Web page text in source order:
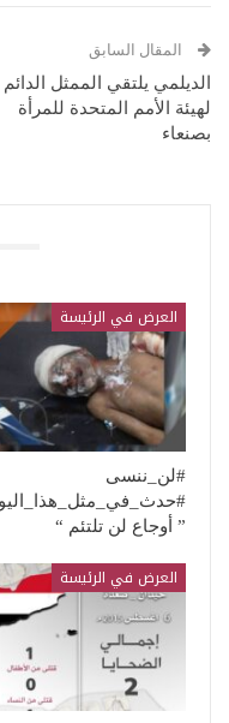
المقال السابق
الديلمي يلتقي الممثل الدائم
لهيئة الأمم المتحدة للمرأة
بصنعاء
العرض في الرئيسة
#لن_ننسى
” أوجاع لن تلتئم “
العرض في الرئيسة